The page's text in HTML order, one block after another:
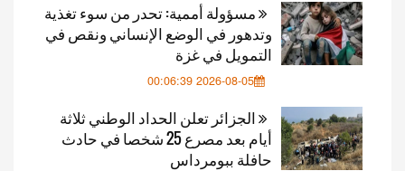
مسؤولة أممية: تحدر من سوء تغذية
وتدهور في الوضع الإنساني ونقص في
التمويل في غزة
2026-08-05 00:06:39
الجزائر تعلن الحداد الوطني ثلاثة
أيام بعد مصرع 25 شخصا في حادث
حافلة ببومرداس